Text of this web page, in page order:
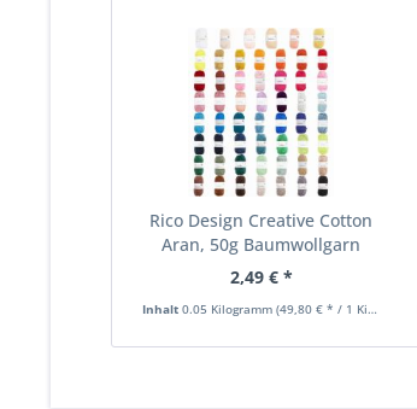
Rico Design Creative Cotton
Aran, 50g Baumwollgarn
2,49 € *
Inhalt 0.05 Kilogramm (49,80 € * / 1 Kilogramm)